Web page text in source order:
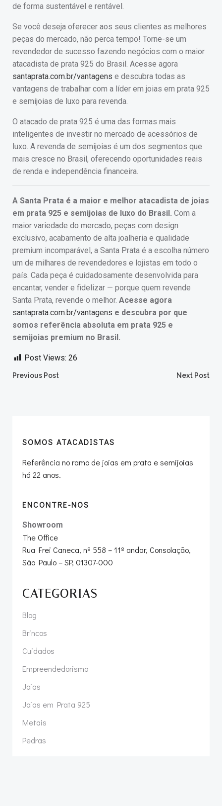
de forma sustentável e rentável.
Se você deseja oferecer aos seus clientes as melhores
peças do mercado, não perca tempo! Torne-se um
revendedor de sucesso fazendo negócios com o maior
atacadista de prata 925 do Brasil. Acesse agora
santaprata.com.br/vantagens e descubra todas as
vantagens de trabalhar com a líder em joias em prata 925
e semijoias de luxo para revenda.
O atacado de prata 925 é uma das formas mais
inteligentes de investir no mercado de acessórios de
luxo. A revenda de semijoias é um dos segmentos que
mais cresce no Brasil, oferecendo oportunidades reais
de renda e independência financeira.
A Santa Prata é a maior e melhor atacadista de joias
em prata 925 e semijoias de luxo do Brasil. Com a
maior variedade do mercado, peças com design
exclusivo, acabamento de alta joalheria e qualidade
premium incomparável, a Santa Prata é a escolha número
um de milhares de revendedores e lojistas em todo o
país. Cada peça é cuidadosamente desenvolvida para
encantar, vender e fidelizar — porque quem revende
Santa Prata, revende o melhor. Acesse agora
santaprata.com.br/vantagens e descubra por que
somos referência absoluta em prata 925 e
semijoias premium no Brasil.
Post Views: 26
Post
Previous Post Next Post
SOMOS ATACADISTAS
Referência no ramo de joias em prata e semijoias
há 22 anos.
ENCONTRE-NOS
Showroom
The Office
Rua Frei Caneca, nº 558 – 11º andar, Consolação,
São Paulo – SP, 01307-000
CATEGORIAS
Blog
Brincos
Cuidados
Empreendedorismo
Joias
Joias em Prata 925
Metais
Pedras